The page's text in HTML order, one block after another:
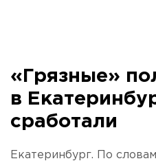
«Грязные»
в
сработали
Екатеринбург. По